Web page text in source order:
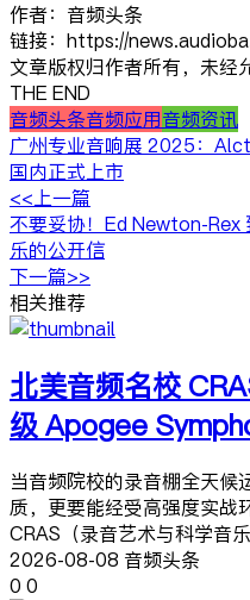
作者：音频头条
链接：https://
文章版权归作者所有，未经
THE END
音频头条音频应用音频资讯
广州专业音响展 2025：
国内正式上市
<<上一篇
不要妥协！Ed Newton-Rex
乐的公开信
下一篇>>
相关推荐
北美音频名校
级 Apogee
当音频院校的录音棚全天候
质，更要能经受高强度实战
CRAS（录音艺术与科学
2026-08-08 音频头条
0 0